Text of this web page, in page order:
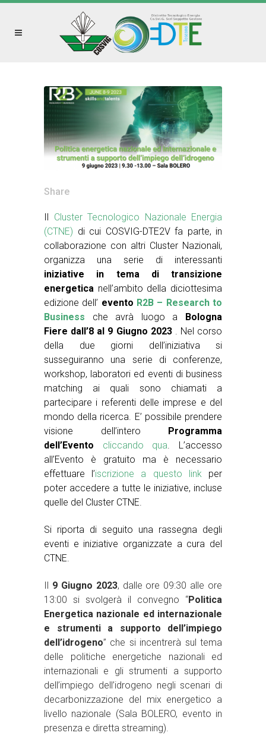
Share
Il Cluster Tecnologico Nazionale Energia
(CTNE) di cui COSVIG-DTE2V fa parte, in
collaborazione con altri Cluster Nazionali,
organizza una serie di interessanti
iniziative in tema di transizione
energetica nell’ambito della diciottesima
edizione dell’ evento R2B – Research to
Business
che avrà luogo a Bologna
Fiere dall’8 al 9 Giugno 2023. Nel corso
della due giorni dell’iniziativa si
susseguiranno una serie di conferenze,
workshop, laboratori ed eventi di business
matching ai quali sono chiamati a
partecipare i referenti delle imprese e del
mondo della ricerca. E’ possibile prendere
visione dell’intero Programma
dell’Evento
cliccando qua. L’accesso
all’Evento è gratuito ma è necessario
effettuare l’iscrizione a questo linkper
poter accedere a tutte le iniziative, incluse
quelle del Cluster CTNE.
Si riporta di seguito una rassegna degli
eventi e iniziative organizzate a cura del
CTNE.
Il 9 Giugno 2023, dalle ore 09:30 alle ore
13:00 si svolgerà il convegno “Politica
Energetica nazionale ed internazionale
e strumenti a supporto dell’impiego
dell’idrogeno” che si incentrerà sul tema
delle politiche energetiche nazionali ed
internazionali e gli strumenti a supporto
dell’impiego dell’idrogeno negli scenari di
decarbonizzazione del mix energetico a
livello nazionale (Sala BOLERO, evento in
presenza e diretta streaming).